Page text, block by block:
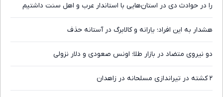
را در حوادث دی در استان‌هایی با استاندار عرب و اهل سنت داشتیم
هشدار به این افراد؛ یارانه و کالابرگ در آستانه حذف
دو نیروی متضاد در بازار طلا؛ اونس صعودی و دلار نزولی
۲ کشته در تیراندازی مسلحانه در زاهدان